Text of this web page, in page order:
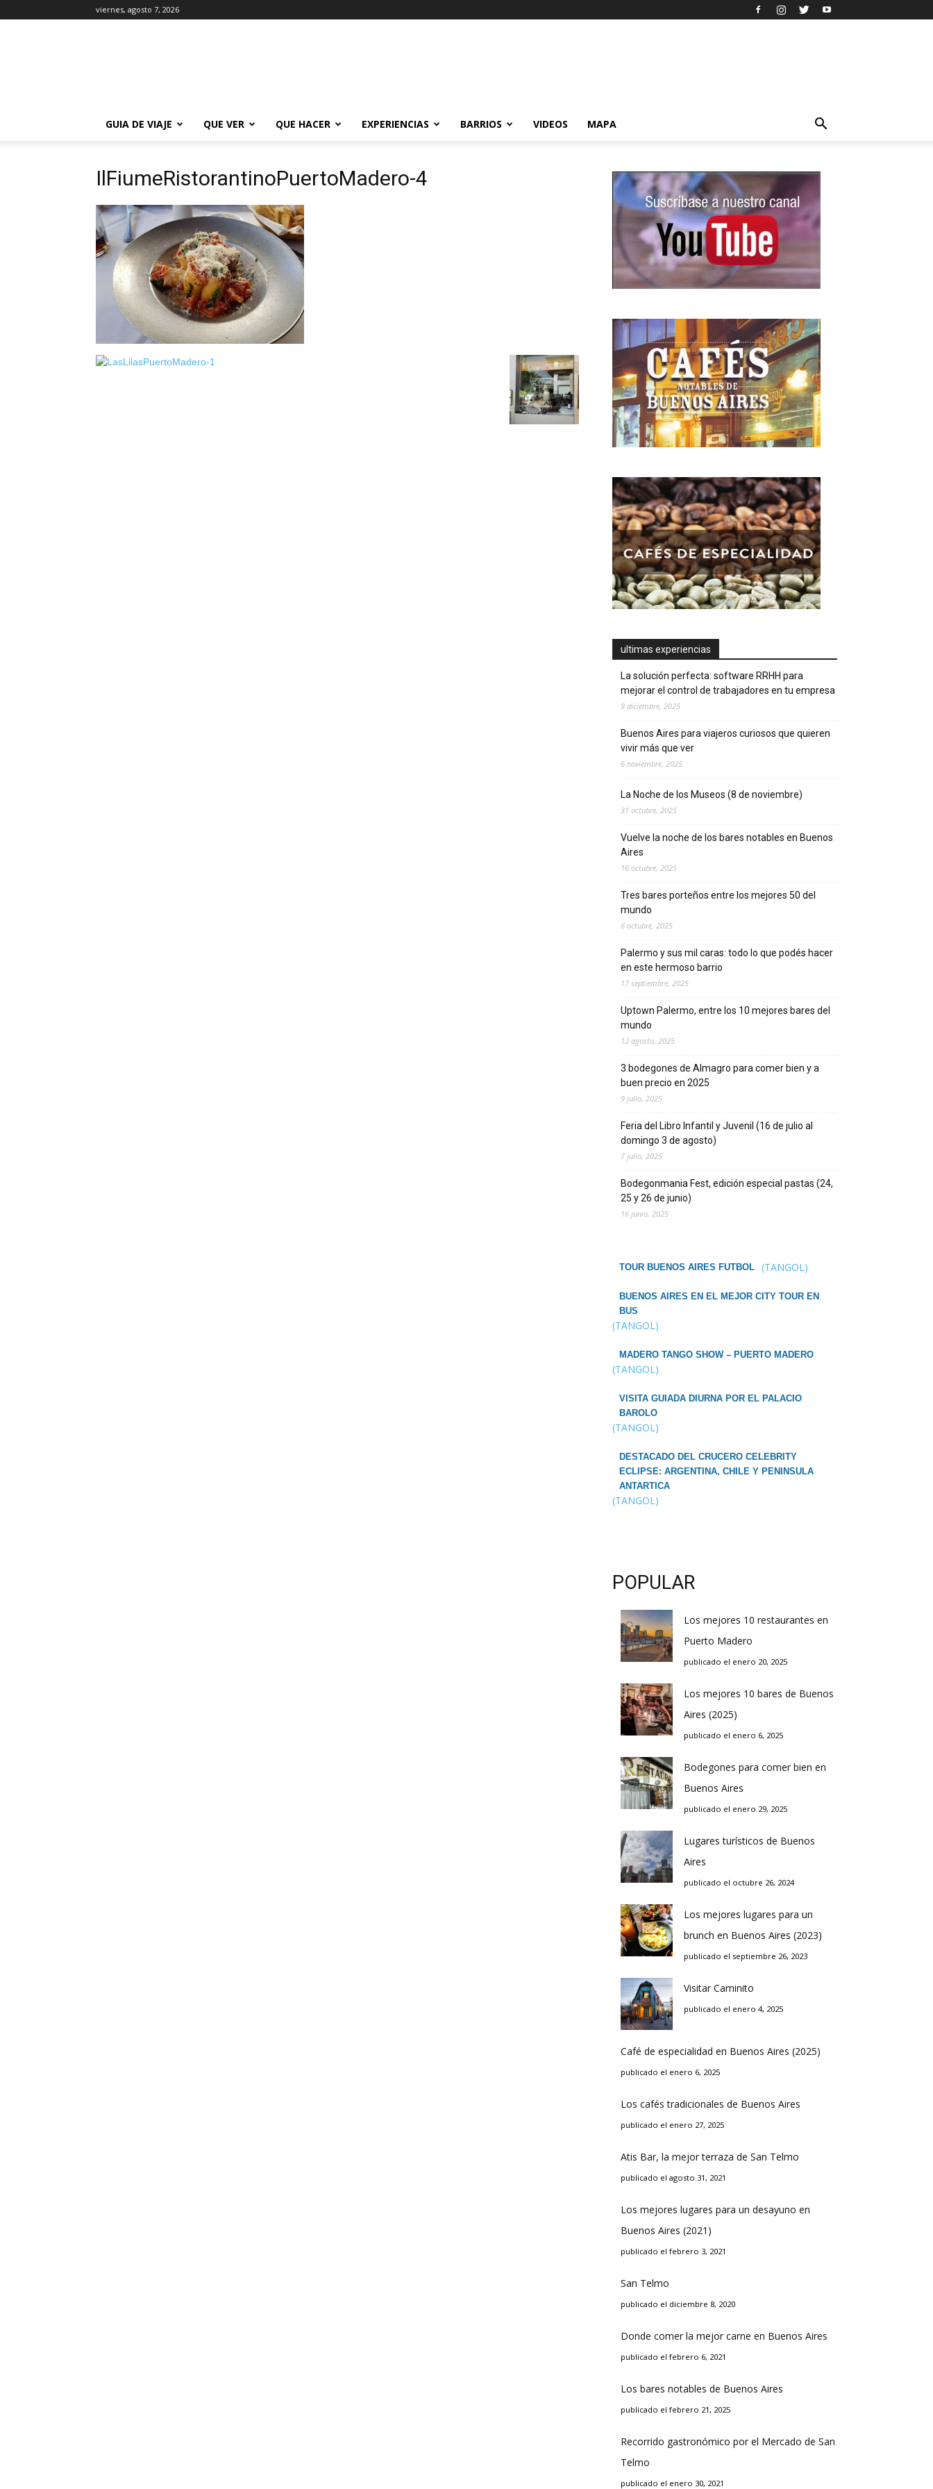
viernes, agosto 7, 2026
GUIA DE VIAJE
QUE VER QUE HACER EXPERIENCIAS BARRIOS VIDEOS MAPA
IlFiumeRistorantinoPuertoMadero-4
ultimas experiencias
La solución perfecta: software RRHH para
mejorar el control de trabajadores en tu empresa
9 diciembre, 2025
Buenos Aires para viajeros curiosos que quieren
vivir más que ver
6 noviembre, 2025
La Noche de los Museos (8 de noviembre)
31 octubre, 2025
Vuelve la noche de los bares notables en Buenos
Aires
16 octubre, 2025
Tres bares porteños entre los mejores 50 del
mundo
6 octubre, 2025
Palermo y sus mil caras: todo lo que podés hacer
en este hermoso barrio
17 septiembre, 2025
Uptown Palermo, entre los 10 mejores bares del
mundo
12 agosto, 2025
3 bodegones de Almagro para comer bien y a
buen precio en 2025
9 julio, 2025
Feria del Libro Infantil y Juvenil (16 de julio al
domingo 3 de agosto)
7 julio, 2025
Bodegonmania Fest, edición especial pastas (24,
25 y 26 de junio)
16 junio, 2025
TOUR BUENOS AIRES FUTBOL (TANGOL)
BUENOS AIRES EN EL MEJOR CITY TOUR EN
BUS
(TANGOL)
MADERO TANGO SHOW – PUERTO MADERO
(TANGOL)
VISITA GUIADA DIURNA POR EL PALACIO
BAROLO
(TANGOL)
DESTACADO DEL CRUCERO CELEBRITY
ECLIPSE: ARGENTINA, CHILE Y PENINSULA
ANTARTICA
(TANGOL)
POPULAR
Los mejores 10 restaurantes en
Puerto Madero
publicado el enero 20, 2025
Los mejores 10 bares de Buenos
Aires (2025)
publicado el enero 6, 2025
Bodegones para comer bien en
Buenos Aires
publicado el enero 29, 2025
Lugares turísticos de Buenos
Aires
publicado el octubre 26, 2024
Los mejores lugares para un
brunch en Buenos Aires (2023)
publicado el septiembre 26, 2023
Visitar Caminito
publicado el enero 4, 2025
Café de especialidad en Buenos Aires (2025)
publicado el enero 6, 2025
Los cafés tradicionales de Buenos Aires
publicado el enero 27, 2025
Atis Bar, la mejor terraza de San Telmo
publicado el agosto 31, 2021
Los mejores lugares para un desayuno en
Buenos Aires (2021)
publicado el febrero 3, 2021
San Telmo
publicado el diciembre 8, 2020
Donde comer la mejor carne en Buenos Aires
publicado el febrero 6, 2021
Los bares notables de Buenos Aires
publicado el febrero 21, 2025
Recorrido gastronómico por el Mercado de San
Telmo
publicado el enero 30, 2021